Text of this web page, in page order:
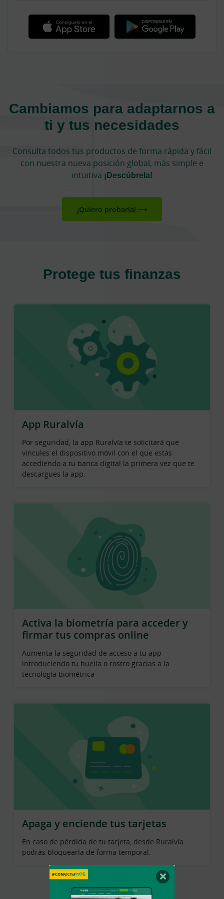
Cambiamos para adaptarnos a
ti y tus necesidades
Consulta todos tus productos de forma rápida y fácil
con nuestra nueva posición global, más simple e
intuitiva ¡Descúbrela!
¡Quiero probarla!
Protege tus finanzas
App Ruralvía
Por seguridad, la app Ruralvía te solicitará que
vincules el dispositivo móvil con el que estás
accediendo a tu banca digital la primera vez que te
descargues la app.
Activa la biometría para acceder y
firmar tus compras online
Aumenta la seguridad de acceso a tu app
introduciendo tu huella o rostro gracias a la
tecnología biométrica
Apaga y enciende tus tarjetas
En caso de pérdida de tu tarjeta, desde Ruralvía
podrás bloquearla de forma temporal.
×